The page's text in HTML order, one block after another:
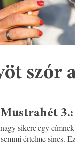
szór
sikere egy
értelme sincs.